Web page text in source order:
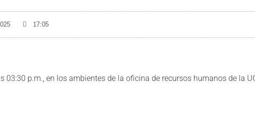
17:05
p.m., en los ambientes de la oficina de recursos humanos de la